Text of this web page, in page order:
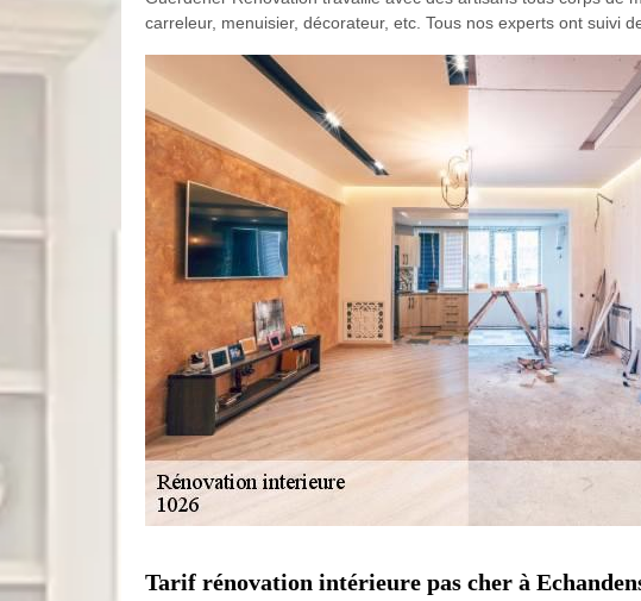
carreleur, menuisier, décorateur, etc. Tous nos experts ont suivi
Tarif rénovation intérieure pas cher à